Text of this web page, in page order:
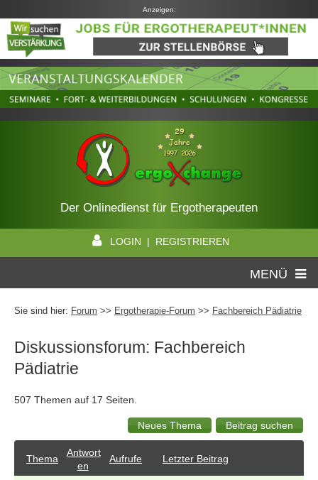
Anzeigen:
Der Onlinedienst für Ergotherapeuten
LOGIN | REGISTRIEREN
MENÜ
Sie sind hier: Forum >> Ergotherapie-Forum >> Fachbereich Pädiatrie
Diskussionsforum: Fachbereich
Pädiatrie
507 Themen auf 17 Seiten.
Thema
Antwort
en
Aufrufe Letzter Beitrag